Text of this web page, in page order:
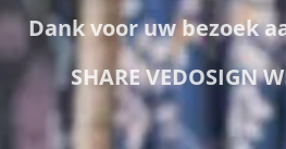
Dank voor uw bezoek
SHARE VEDOSIGN